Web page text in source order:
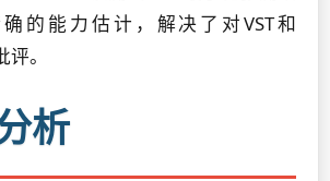
的能力估计，解决了对VST和
。
析